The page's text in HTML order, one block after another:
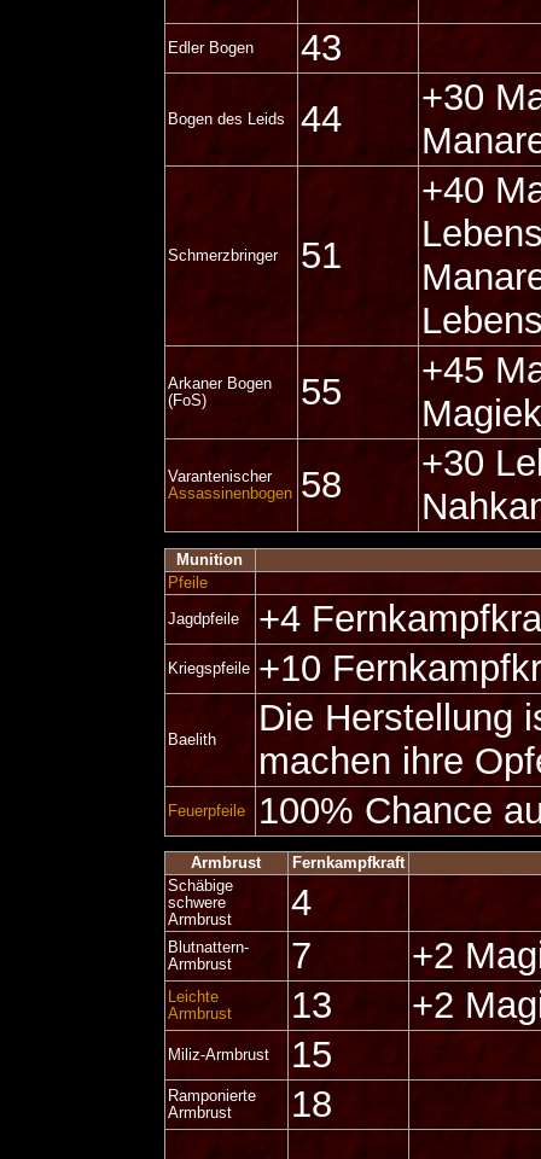
Edler Bogen 43
Bogen des Leids 44
+30
Schmerzbringer 51
+40
Arkaner Bogen
(FoS)
55
+45
Varantenischer
Assassinenbogen 58
+30
Munition
Pfeile
Jagdpfeile +4
Kriegspfeile +10
Baelith
Die Herstellung
machen ihre
Feuerpfeile 100% Chance
Armbrust
Fernkampfkraft
Schäbige
schwere
Armbrust
4
Blutnattern-
Armbrust
7 +2
Leichte
Armbrust
13 +2
Miliz-Armbrust 15
Ramponierte
Armbrust
18